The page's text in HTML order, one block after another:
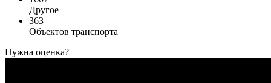
Другое
363
Объектов транспорта
Нужна оценка?